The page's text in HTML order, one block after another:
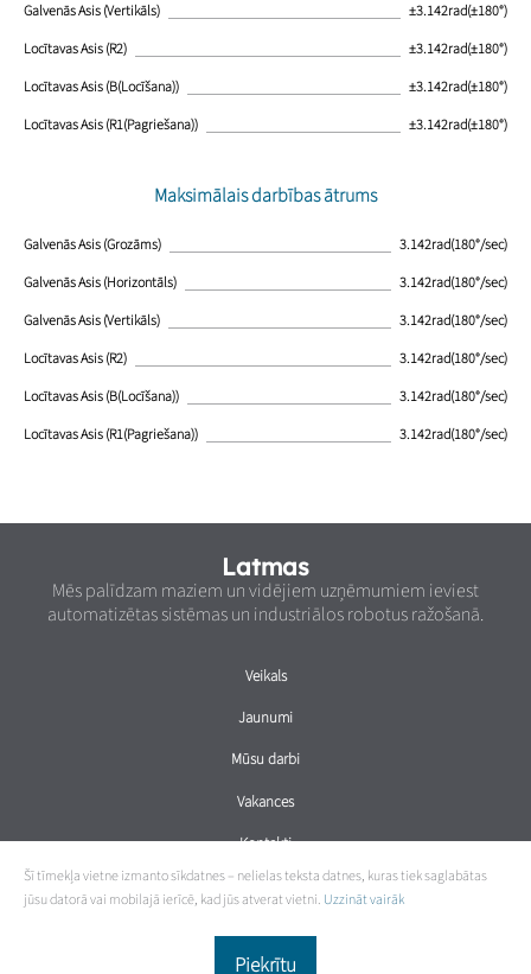
Galvenās Asis (Vertikāls)
±3.142rad(±180°)
Locītavas Asis (R2)
±3.142rad(±180°)
Locītavas Asis (B(Locīšana))
±3.142rad(±180°)
Locītavas Asis (R1(Pagriešana))
±3.142rad(±180°)
Maksimālais darbības ātrums
Galvenās Asis (Grozāms)
3.142rad(180°/sec)
Galvenās Asis (Horizontāls)
3.142rad(180°/sec)
Galvenās Asis (Vertikāls)
3.142rad(180°/sec)
Locītavas Asis (R2)
3.142rad(180°/sec)
Locītavas Asis (B(Locīšana))
3.142rad(180°/sec)
Locītavas Asis (R1(Pagriešana))
3.142rad(180°/sec)
Latmas
Mēs palīdzam maziem un vidējiem uzņēmumiem ieviest
automatizētas sistēmas un industriālos robotus ražošanā.
Veikals
Jaunumi
Mūsu darbi
Vakances
Kontakti
Šī tīmekļa vietne izmanto sīkdatnes – nelielas teksta datnes, kuras tiek saglabātas
jūsu datorā vai mobilajā ierīcē, kad jūs atverat vietni. Uzzināt vairāk
Piekrītu